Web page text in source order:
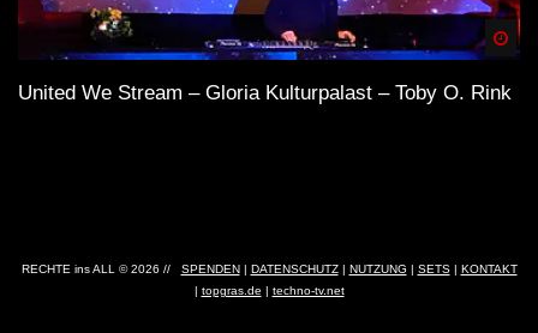
United We Stream – Gloria Kulturpalast – Toby O. Rink
RECHTE ins ALL © 2026 // SPENDEN| DATENSCHUTZ| NUTZUNG | SETS| KONTAKT
| topgras.de | techno-tv.net